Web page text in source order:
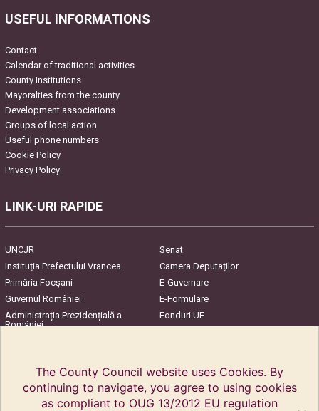
empty.
USEFUL INFORMATIONS
Contact
Calendar of traditional activities
County Institutions
Mayoralties from the county
Development associations
Groups of local action
Useful phone numbers
Cookie Policy
Privacy Policy
LINK-URI RAPIDE
UNCJR
Senat
Instituția Prefectului Vrancea
Camera Deputaților
Primăria Focşani
E-Guvernare
Guvernul României
E-Formulare
Administrația Prezidențială a
României
Fonduri UE
The County Council website uses Cookies. By
continuing to navigate, you agree to using cookies
as compliant to OUG 13/2012 EU regulation